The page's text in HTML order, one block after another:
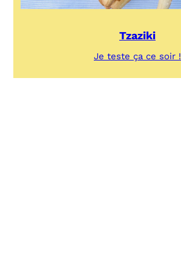
Tzaziki
Je teste ça ce soir !